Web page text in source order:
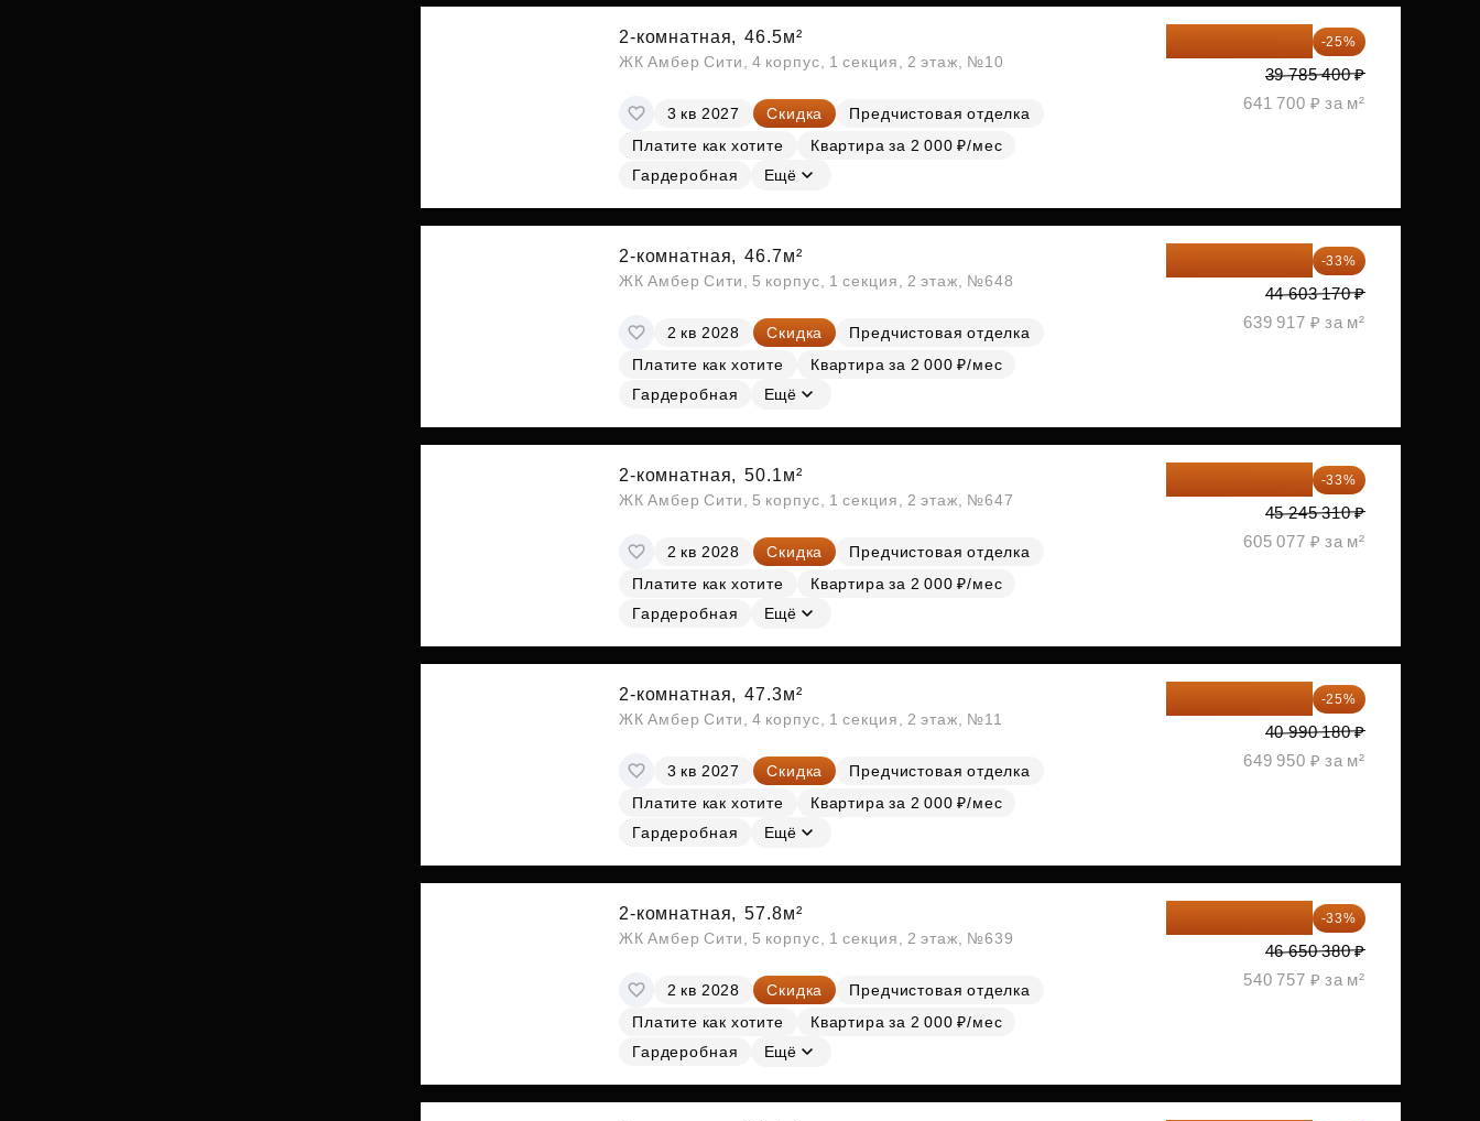
2-комнатная, 46.5м²
ЖК Амбер Сити, 4 корпус, 1 секция, 2 этаж, №10
3 кв 2027 Скидка
Предчистовая отделка
Платите как хотите
Квартира за 2 000 ₽/мес
Гардеробная
Ещё
-25%
39 785 400 ₽
641 700 ₽ за м²
2-комнатная, 46.7м²
ЖК Амбер Сити, 5 корпус, 1 секция, 2 этаж, №648
2 кв 2028 Скидка
Предчистовая отделка
Платите как хотите
Квартира за 2 000 ₽/мес
Гардеробная
Ещё
-33%
44 603 170 ₽
639 917 ₽ за м²
2-комнатная, 50.1м²
ЖК Амбер Сити, 5 корпус, 1 секция, 2 этаж, №647
2 кв 2028 Скидка
Предчистовая отделка
Платите как хотите
Квартира за 2 000 ₽/мес
Гардеробная
Ещё
-33%
45 245 310 ₽
605 077 ₽ за м²
2-комнатная, 47.3м²
ЖК Амбер Сити, 4 корпус, 1 секция, 2 этаж, №11
3 кв 2027 Скидка
Предчистовая отделка
Платите как хотите
Квартира за 2 000 ₽/мес
Гардеробная
Ещё
-25%
40 990 180 ₽
649 950 ₽ за м²
2-комнатная, 57.8м²
ЖК Амбер Сити, 5 корпус, 1 секция, 2 этаж, №639
2 кв 2028 Скидка
Предчистовая отделка
Платите как хотите
Квартира за 2 000 ₽/мес
Гардеробная
Ещё
-33%
46 650 380 ₽
540 757 ₽ за м²